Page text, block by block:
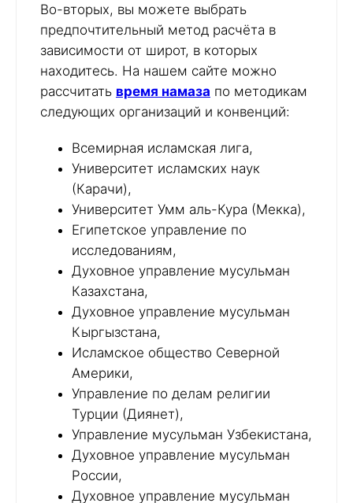
Во-вторых, вы можете выбрать
предпочтительный метод расчёта в
зависимости от широт, в которых
находитесь. На нашем сайте можно
рассчитать время намаза по методикам
следующих организаций и конвенций:
Всемирная исламская лига,
Университет исламских наук
(Карачи),
Университет Умм аль-Кура (Мекка),
Египетское управление по
исследованиям,
Духовное управление мусульман
Казахстана,
Духовное управление мусульман
Кыргызстана,
Исламское общество Северной
Америки,
Управление по делам религии
Турции (Диянет),
Управление мусульман Узбекистана,
Духовное управление мусульман
России,
Духовное управление мусульман